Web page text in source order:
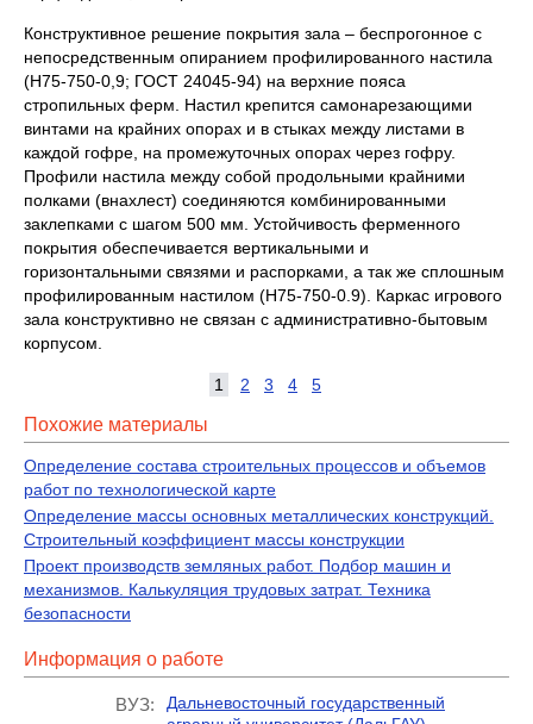
Конструктивное решение покрытия зала – беспрогонное с
непосредственным опиранием профилированного настила
(Н75-750-0,9; ГОСТ 24045-94) на верхние пояса
стропильных ферм. Настил крепится самонарезающими
винтами на крайних опорах и в стыках между листами в
каждой гофре, на промежуточных опорах через гофру.
Профили настила между собой продольными крайними
полками (внахлест) соединяются комбинированными
заклепками с шагом 500 мм. Устойчивость ферменного
покрытия обеспечивается вертикальными и
горизонтальными связями и распорками, а так же сплошным
профилированным настилом (Н75-750-0.9). Каркас игрового
зала конструктивно не связан с административно-бытовым
корпусом.
1 2 3 4 5
Похожие материалы
Определение состава строительных процессов и объемов
работ по технологической карте
Определение массы основных металлических конструкций.
Строительный коэффициент массы конструкции
Проект производств земляных работ. Подбор машин и
механизмов. Калькуляция трудовых затрат. Техника
безопасности
Информация о работе
ВУЗ:
Дальневосточный государственный